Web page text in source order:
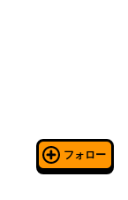
フォロー